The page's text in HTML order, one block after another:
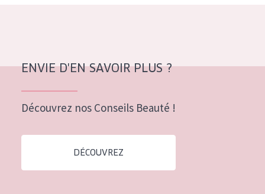
Peau mixte ou grasse
Peau mature
Peau ménopausée
ENVIE D'EN SAVOIR PLUS ?
Découvrez nos Conseils Beauté !
DÉCOUVREZ